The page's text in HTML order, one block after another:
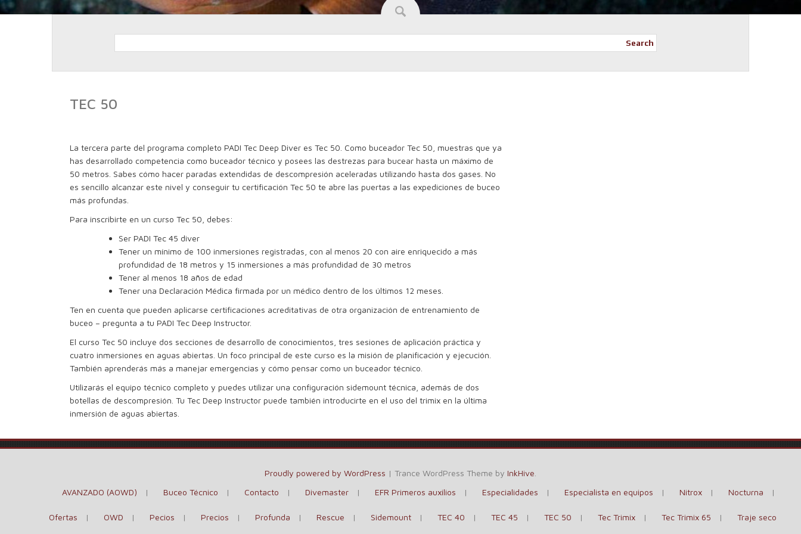
Search
TEC 50
La tercera parte del programa completo PADI Tec Deep Diver es Tec 50. Como buceador Tec 50, muestras que ya
has desarrollado competencia como buceador técnico y posees las destrezas para bucear hasta un máximo de
50 metros. Sabes cómo hacer paradas extendidas de descompresión aceleradas utilizando hasta dos gases. No
es sencillo alcanzar este nivel y conseguir tu certificación Tec 50 te abre las puertas a las expediciones de buceo
más profundas.
Para inscribirte en un curso Tec 50, debes:
Ser PADI Tec 45 diver
Tener un mínimo de 100 inmersiones registradas, con al menos 20 con aire enriquecido a más
profundidad de 18 metros y 15 inmersiones a más profundidad de 30 metros
Tener al menos 18 años de edad
Tener una Declaración Médica firmada por un médico dentro de los últimos 12 meses.
Ten en cuenta que pueden aplicarse certificaciones acreditativas de otra organización de entrenamiento de
buceo – pregunta a tu PADI Tec Deep Instructor.
El curso Tec 50 incluye dos secciones de desarrollo de conocimientos, tres sesiones de aplicación práctica y
cuatro inmersiones en aguas abiertas. Un foco principal de este curso es la misión de planificación y ejecución.
También aprenderás más a manejar emergencias y cómo pensar como un buceador técnico.
Utilizarás el equipo técnico completo y puedes utilizar una configuración sidemount técnica, además de dos
botellas de descompresión. Tu Tec Deep Instructor puede también introducirte en el uso del trimix en la última
inmersión de aguas abiertas.
Proudly powered by WordPress | Trance WordPress Theme by InkHive
AVANZADO (AOWD)
Buceo Técnico Contacto Divemaster EFR Primeros auxilios Especialidades Especialista en equipos Nitrox Nocturna
Ofertas OWD Pecios Precios Profunda Rescue Sidemount TEC 40 TEC 45 TEC 50 Tec Trimix Tec Trimix 65 Traje seco